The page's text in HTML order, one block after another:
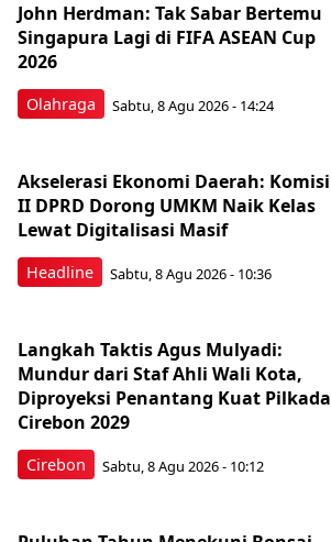
Olahraga
John Herdman: Tak Sabar Bertemu
Singapura Lagi di FIFA ASEAN Cup
2026
Sabtu, 8 Agu 2026 - 14:24
Headline
Akselerasi Ekonomi Daerah: Komisi
II DPRD Dorong UMKM Naik Kelas
Lewat Digitalisasi Masif
Sabtu, 8 Agu 2026 - 10:36
Cirebon
Langkah Taktis Agus Mulyadi:
Mundur dari Staf Ahli Wali Kota,
Diproyeksi Penantang Kuat Pilkada
Cirebon 2029
Sabtu, 8 Agu 2026 - 10:12